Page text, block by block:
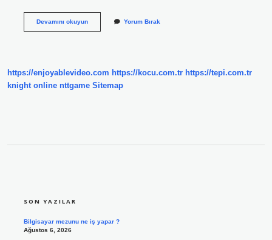
Devamını okuyunVay
Yorum Bırak
https://enjoyablevideo.com https://kocu.com.tr https://tepi.com.tr
knight online nttgame Sitemap
SON YAZILAR
Bilgisayar mezunu ne iş yapar ?
Ağustos 6, 2026